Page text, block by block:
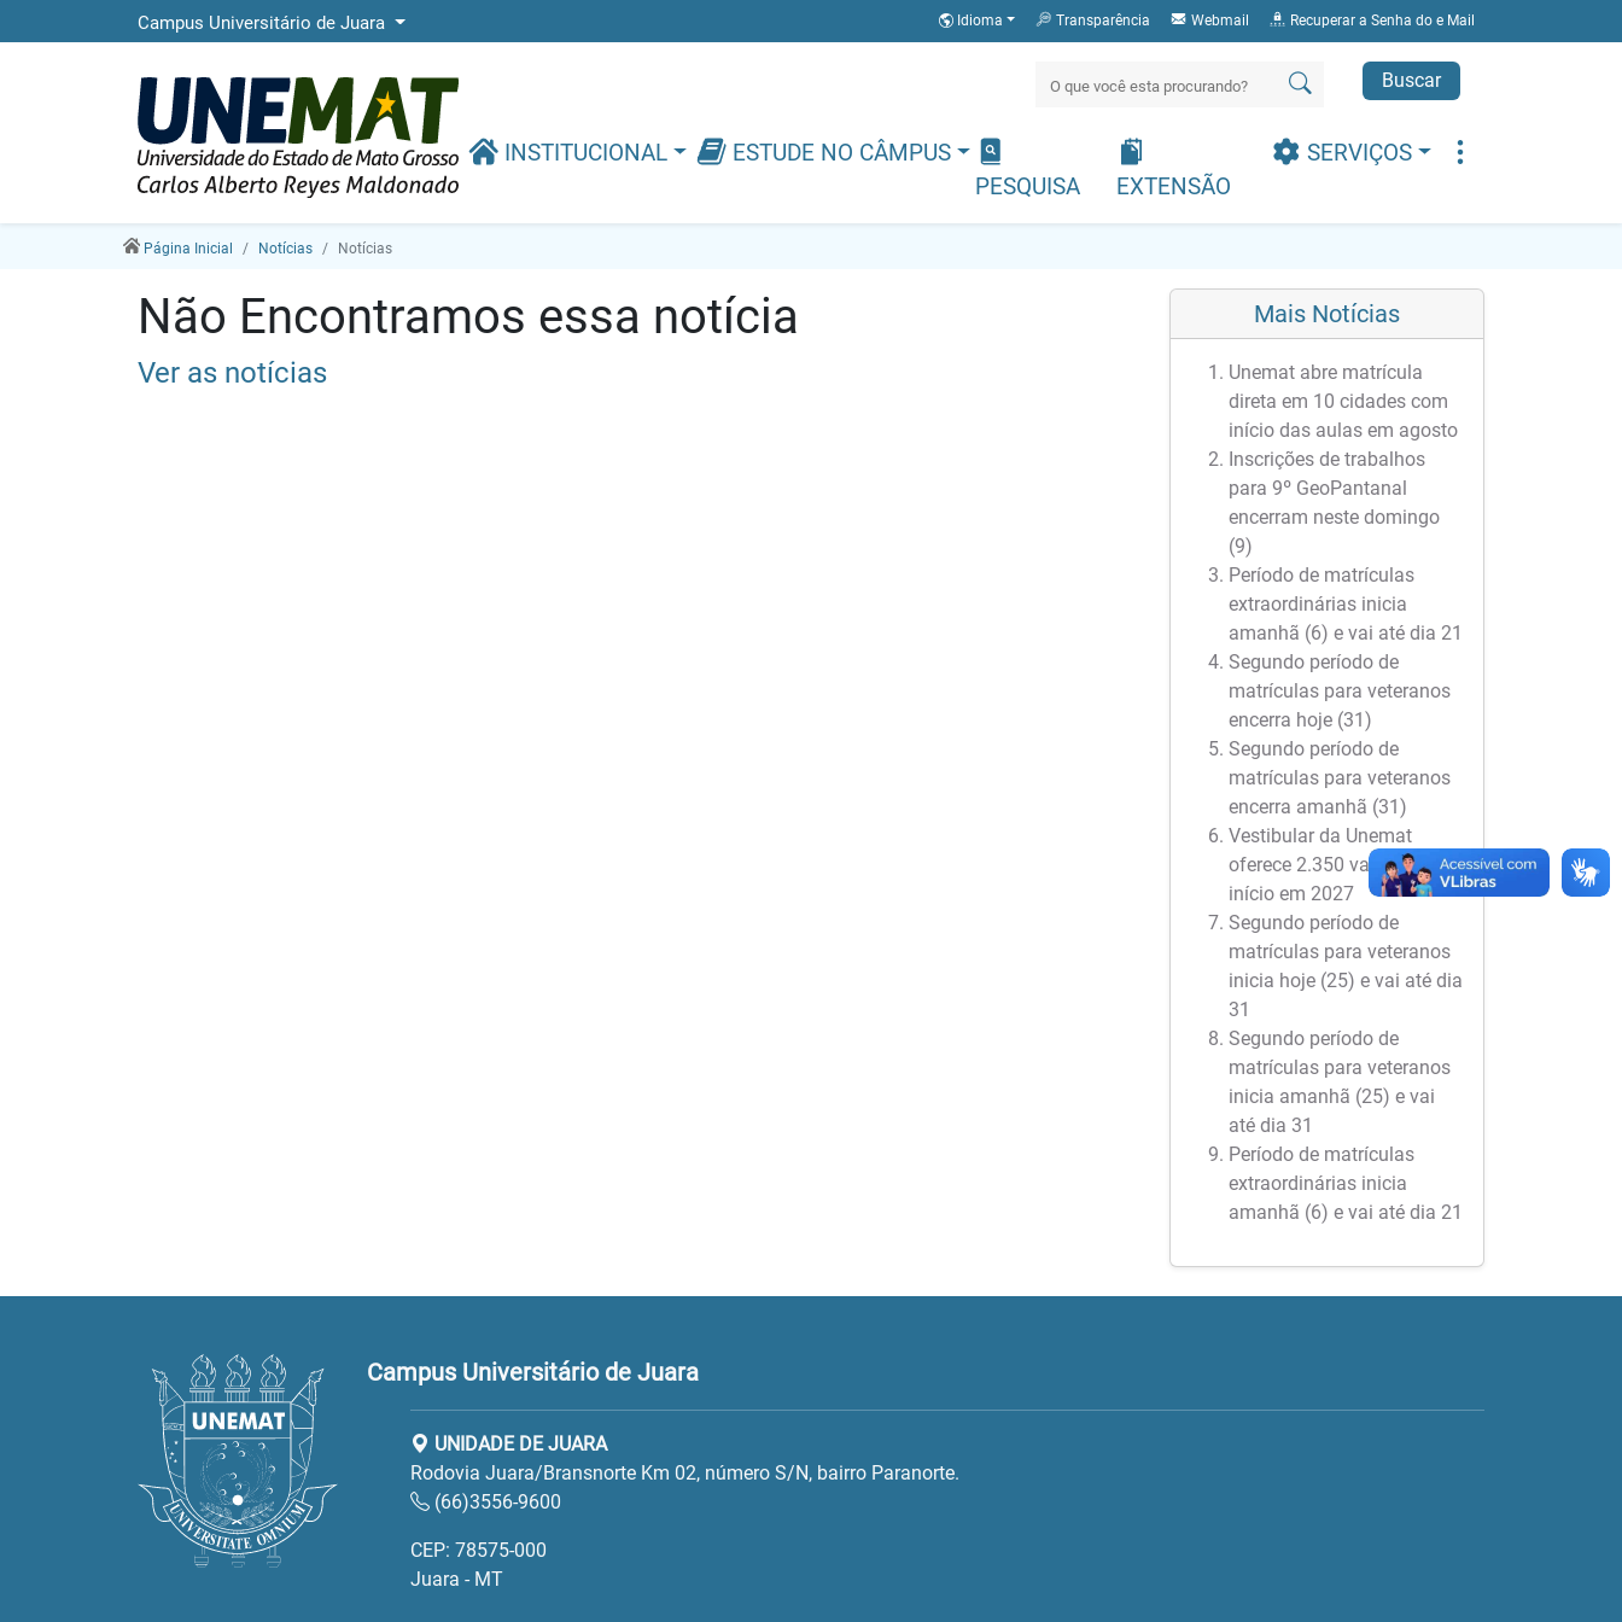
Campus Universitário de Juara Idioma Transparência Webmail Recuperar a Senha do e Mail
Buscar
INSTITUCIONAL
ESTUDE NO CÂMPUS
PESQUISA
EXTENSÃO
SERVIÇOS
Página Inicial Notícias Notícias
Não Encontramos essa notícia
Ver as notícias
Mais Notícias
Unemat abre matrícula
direta em 10 cidades com
início das aulas em agosto
Inscrições de trabalhos
para 9º GeoPantanal
encerram neste domingo
(9)
Período de matrículas
extraordinárias inicia
amanhã (6) e vai até dia 21
Segundo período de
matrículas para veteranos
encerra hoje (31)
Segundo período de
matrículas para veteranos
encerra amanhã (31)
Vestibular da Unemat
oferece 2.350 vagas para
início em 2027
Segundo período de
matrículas para veteranos
inicia hoje (25) e vai até dia
31
Segundo período de
matrículas para veteranos
inicia amanhã (25) e vai
até dia 31
Período de matrículas
extraordinárias inicia
amanhã (6) e vai até dia 21
Campus Universitário de Juara
UNIDADE DE JUARA
Rodovia Juara/Bransnorte Km 02, número S/N, bairro Paranorte.
(66)3556-9600
CEP: 78575-000
Juara - MT